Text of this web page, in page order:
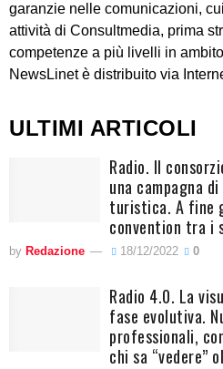
garanzie nelle comunicazioni,
attività di Consultmedia, prima
competenze a più livelli in
NewsLinet è distribuito via
ULTIMI ARTICOLI
Radio. Il
una campagna
turistica. A fine
convention tra i
by Redazione 18/12/2022 0
Radio 4.0. La
fase evolutiva.
professionali,
chi sa “vedere”